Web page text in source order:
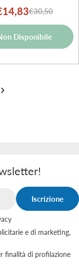
Prezzo
di
vendita
Prezzo
normale
€30,50
Disponibile
Iscrizione
e di marketing,
finalità di profilazione